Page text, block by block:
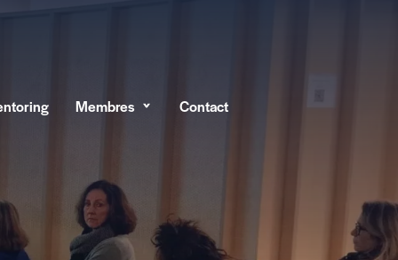
Membres Contact